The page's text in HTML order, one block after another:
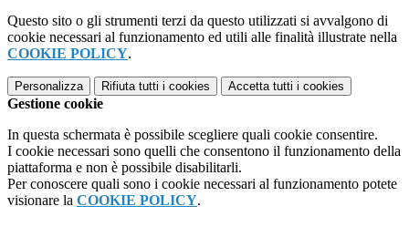
Questo sito o gli strumenti terzi da questo utilizzati si avvalgono di
cookie necessari al funzionamento ed utili alle finalità illustrate nella
COOKIE POLICY.
Personalizza Rifiuta tutti i cookies Accetta tutti i cookies
Gestione cookie
In questa schermata è possibile scegliere quali cookie consentire.
I cookie necessari sono quelli che consentono il funzionamento della
piattaforma e non è possibile disabilitarli.
Per conoscere quali sono i cookie necessari al funzionamento potete
visionare la COOKIE POLICY.